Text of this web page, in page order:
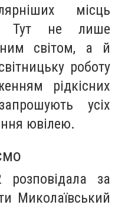
місць
Тут не лише
світом, а й
роботу
рідкісних
усіх
ювілею.
розповідала за
Миколаївський